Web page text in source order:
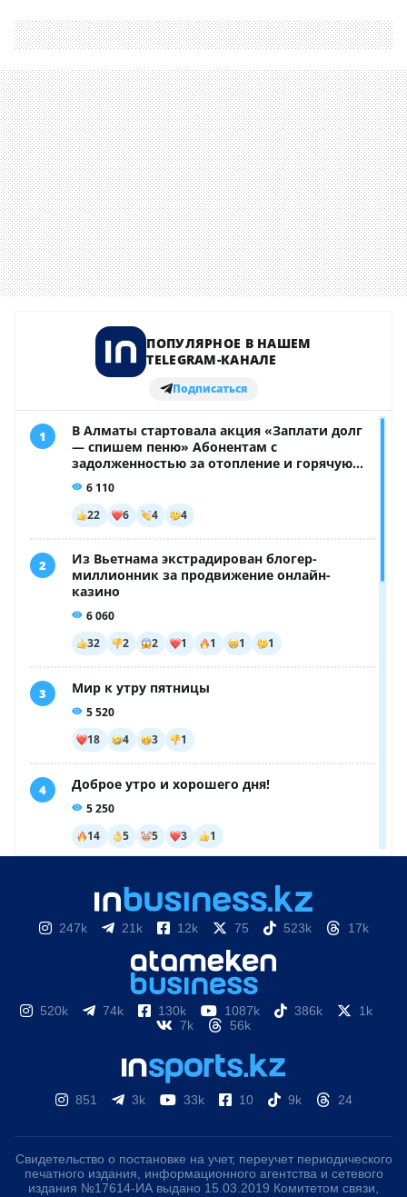
247k 21k 12k 75 523k 17k
520k 74k 130k 1087k 386k
1k
7k
56k
851 3k 33k 10 9k 24
Свидетельство о постановке на учет, переучет периодического
печатного издания, информационного агентства и сетевого
издания №17614-ИА выдано 15.03.2019 Комитетом связи,